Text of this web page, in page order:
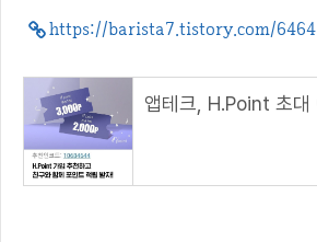
https://barista7.tistory.com/6464